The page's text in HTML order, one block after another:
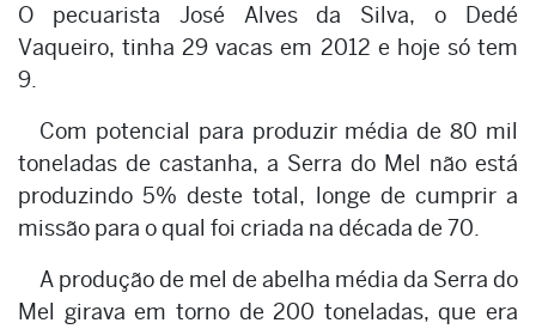
O pecuarista José Alves da Silva, o Dedé
Vaqueiro, tinha 29 vacas em 2012 e hoje só tem
9.
Com potencial para produzir média de 80 mil
toneladas de castanha, a Serra do Mel não está
produzindo 5% deste total, longe de cumprir a
missão para o qual foi criada na década de 70.
A produção de mel de abelha média da Serra do
Mel girava em torno de 200 toneladas, que era